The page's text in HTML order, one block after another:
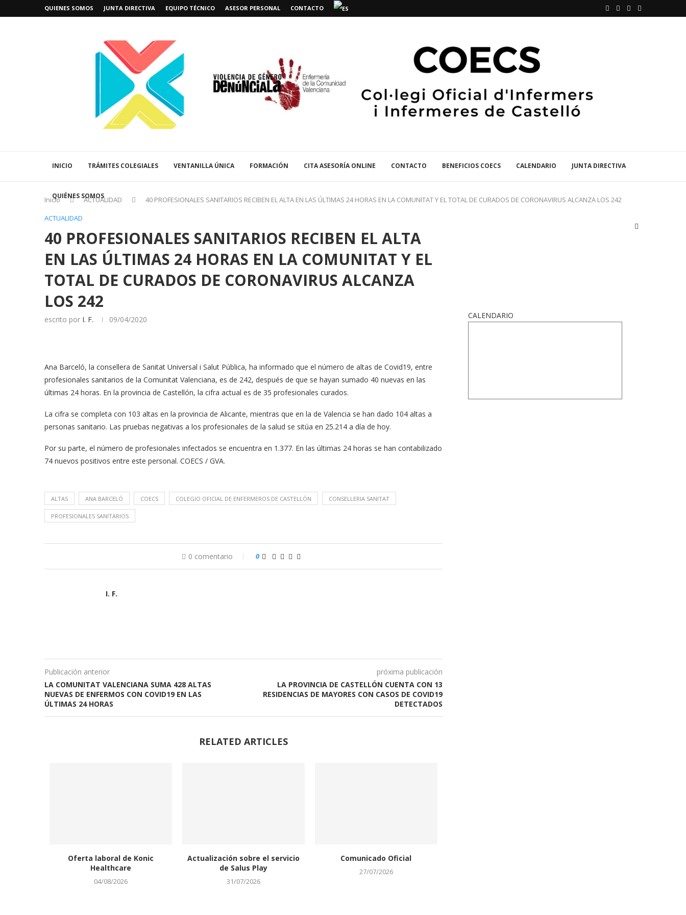
QUIENES SOMOS JUNTA DIRECTIVA EQUIPO TÉCNICO ASESOR PERSONAL CONTACTO
INICIO TRÁMITES COLEGIALES VENTANILLA ÚNICA FORMACIÓN CITA ASESORÍA ONLINE CONTACTO BENEFICIOS COECS CALENDARIO JUNTA DIRECTIVA
QUIÉNES SOMOS
Inicio ACTUALIDAD
40 PROFESIONALES SANITARIOS RECIBEN EL ALTA EN LAS ÚLTIMAS 24 HORAS EN LA COMUNITAT Y EL TOTAL DE CURADOS DE CORONAVIRUS ALCANZA LOS 242
ACTUALIDAD
40 PROFESIONALES SANITARIOS RECIBEN EL ALTA
EN LAS ÚLTIMAS 24 HORAS EN LA COMUNITAT Y EL
TOTAL DE CURADOS DE CORONAVIRUS ALCANZA
LOS 242
escrito por I. F. 09/04/2020
Ana Barceló, la consellera de Sanitat Universal i Salut Pública, ha informado que el número de altas de Covid19, entre
profesionales sanitarios de la Comunitat Valenciana, es de 242, después de que se hayan sumado 40 nuevas en las
últimas 24 horas. En la provincia de Castellón, la cifra actual es de 35 profesionales curados.
La cifra se completa con 103 altas en la provincia de Alicante, mientras que en la de Valencia se han dado 104 altas a
personas sanitario. Las pruebas negativas a los profesionales de la salud se sitúa en 25.214 a día de hoy.
Por su parte, el número de profesionales infectados se encuentra en 1.377. En las últimas 24 horas se han contabilizado
74 nuevos positivos entre este personal. COECS / GVA.
ALTAS ANA BARCELÓ COECS COLEGIO OFICIAL DE ENFERMEROS DE CASTELLÓN CONSELLERIA SANITAT
PROFESIONALES SANITARIOS
0 comentario 0
I. F.
Publicación anterior
LA COMUNITAT VALENCIANA SUMA 428 ALTAS
NUEVAS DE ENFERMOS CON COVID19 EN LAS
ÚLTIMAS 24 HORAS
próxima publicación
LA PROVINCIA DE CASTELLÓN CUENTA CON 13
RESIDENCIAS DE MAYORES CON CASOS DE COVID19
DETECTADOS
RELATED ARTICLES
Oferta laboral de Konic
Healthcare
04/08/2026
Actualización sobre el servicio
de Salus Play
31/07/2026
Comunicado Oficial
27/07/2026
CALENDARIO